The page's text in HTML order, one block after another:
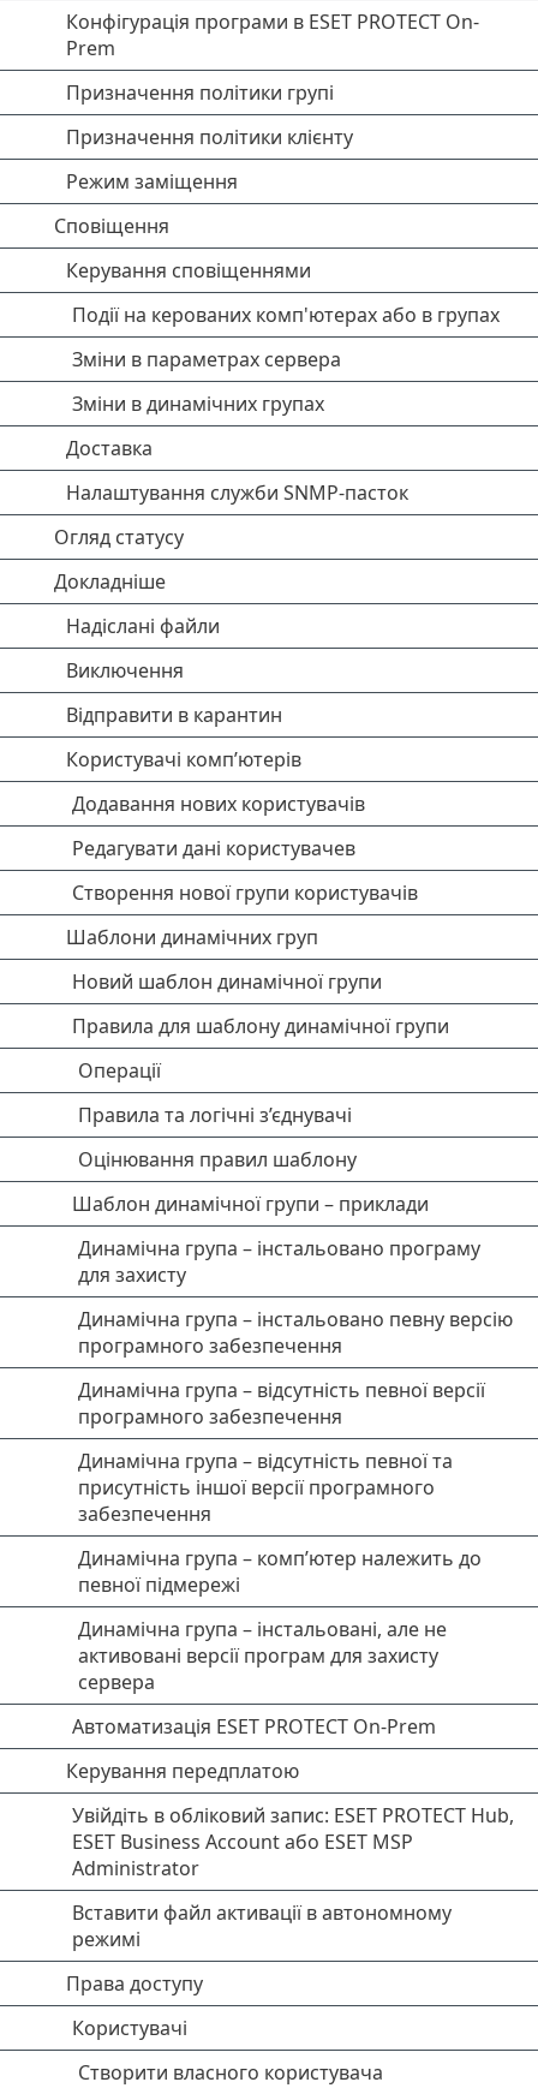
Конфігурація програми в ESET PROTECT On-
Prem
Призначення політики групі
Призначення політики клієнту
Режим заміщення
Сповіщення
Керування сповіщеннями
Події на керованих комп'ютерах або в групах
Зміни в параметрах сервера
Зміни в динамічних групах
Доставка
Налаштування служби SNMP-пасток
Огляд статусу
Докладніше
Надіслані файли
Виключення
Відправити в карантин
Користувачі комп’ютерів
Додавання нових користувачів
Редагувати дані користувачев
Створення нової групи користувачів
Шаблони динамічних груп
Новий шаблон динамічної групи
Правила для шаблону динамічної групи
Операції
Правила та логічні з’єднувачі
Оцінювання правил шаблону
Шаблон динамічної групи – приклади
Динамічна група – інстальовано програму
для захисту
Динамічна група – інстальовано певну версію
програмного забезпечення
Динамічна група – відсутність певної версії
програмного забезпечення
Динамічна група – відсутність певної та
присутність іншої версії програмного
забезпечення
Динамічна група – комп’ютер належить до
певної підмережі
Динамічна група – інстальовані, але не
активовані версії програм для захисту
сервера
Автоматизація ESET PROTECT On-Prem
Керування передплатою
Увійдіть в обліковий запис: ESET PROTECT Hub,
ESET Business Account або ESET MSP
Administrator
Вставити файл активації в автономному
режимі
Права доступу
Користувачі
Створити власного користувача